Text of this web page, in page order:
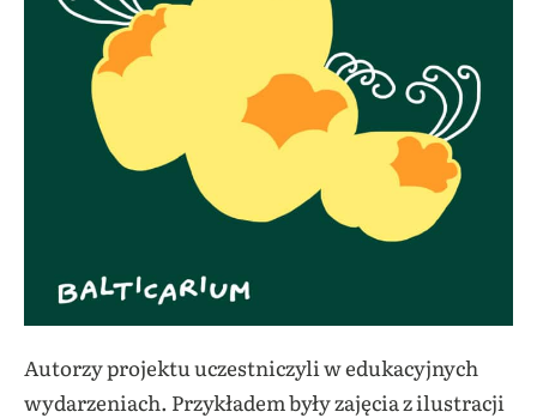
Autorzy projektu uczestniczyli w edukacyjnych
wydarzeniach. Przykładem były zajęcia z ilustracji